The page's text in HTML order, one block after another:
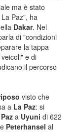
ma è stato
Paz", ha
Dakar. Nel
di "condizioni
la tappa
e di
il percorso
visto che
a La Paz: si
a Uyuni di 622
Peterhansel al